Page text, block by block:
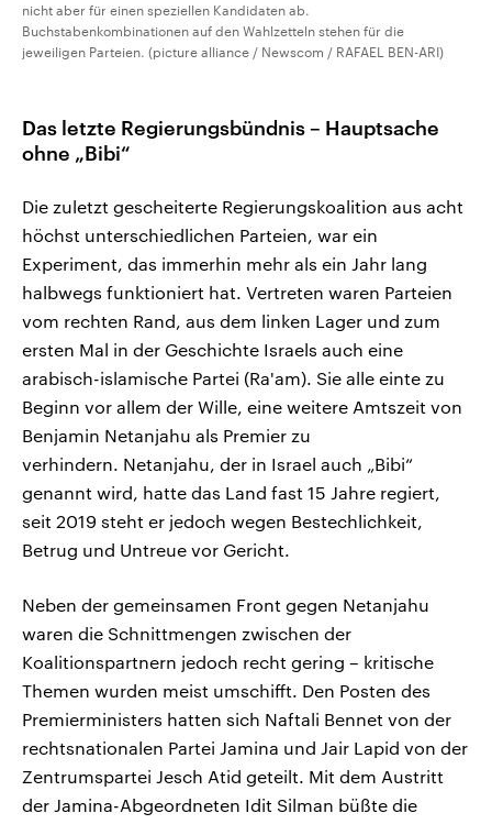
nicht aber für einen speziellen Kandidaten ab.
Buchstabenkombinationen auf den Wahlzetteln stehen für die
jeweiligen Parteien. (picture alliance / Newscom / RAFAEL BEN-ARI)
Das letzte Regierungsbündnis – Hauptsache
ohne „Bibi“
Die zuletzt gescheiterte Regierungskoalition aus acht
höchst unterschiedlichen Parteien, war ein
Experiment, das immerhin mehr als ein Jahr lang
halbwegs funktioniert hat. Vertreten waren Parteien
vom rechten Rand, aus dem linken Lager und zum
ersten Mal in der Geschichte Israels auch eine
arabisch-islamische Partei (Ra'am). Sie alle einte zu
Beginn vor allem der Wille, eine weitere Amtszeit von
Benjamin Netanjahu als Premier zu
verhindern. Netanjahu, der in Israel auch „Bibi“
genannt wird, hatte das Land fast 15 Jahre regiert,
seit 2019 steht er jedoch wegen Bestechlichkeit,
Betrug und Untreue vor Gericht.
Neben der gemeinsamen Front gegen Netanjahu
waren die Schnittmengen zwischen der
Koalitionspartnern jedoch recht gering – kritische
Themen wurden meist umschifft. Den Posten des
Premierministers hatten sich Naftali Bennet von der
rechtsnationalen Partei Jamina und Jair Lapid von der
Zentrumspartei Jesch Atid geteilt. Mit dem Austritt
der Jamina-Abgeordneten Idit Silman büßte die